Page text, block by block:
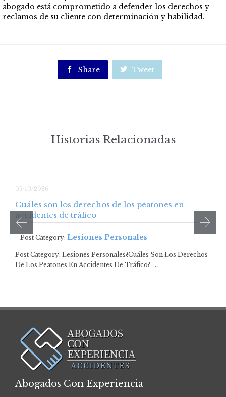
abogado está comprometido a defender los derechos y
reclamos de su cliente con determinación y habilidad.
 Share  Tweet
Historias Relacionadas
05/10/2026
Cuáles son los derechos de los peatones en
accidentes de tráfico
Post Category: Lesiones Personales
Post Category: Lesiones Personales¿Cuáles Son Los Derechos
De Los Peatones En Accidentes De Tráfico? …
Abogados Con Experiencia